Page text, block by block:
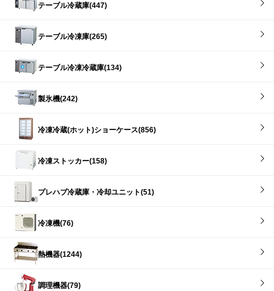
テーブル冷蔵庫(447)
テーブル冷凍庫(265)
テーブル冷凍冷蔵庫(134)
製氷機(242)
冷凍冷蔵(ホット)ショーケース(856)
冷凍ストッカー(158)
プレハブ冷蔵庫・冷却ユニット(51)
冷凍機(76)
熱機器(1244)
調理機器(79)